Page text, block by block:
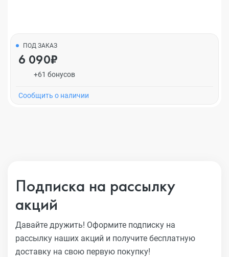
ПОД ЗАКАЗ
6 090₽
+61 бонусов
Cообщить о наличии
Подписка на рассылку
акций
Давайте дружить! Оформите подписку на
рассылку наших акций и получите бесплатную
доставку на свою первую покупку!